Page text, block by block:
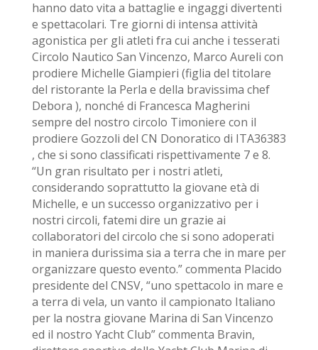
hanno dato vita a battaglie e ingaggi divertenti
e spettacolari. Tre giorni di intensa attività
agonistica per gli atleti fra cui anche i tesserati
Circolo Nautico San Vincenzo, Marco Aureli con
prodiere Michelle Giampieri (figlia del titolare
del ristorante la Perla e della bravissima chef
Debora ), nonché di Francesca Magherini
sempre del nostro circolo Timoniere con il
prodiere Gozzoli del CN Donoratico di ITA36383
, che si sono classificati rispettivamente 7 e 8.
“Un gran risultato per i nostri atleti,
considerando soprattutto la giovane età di
Michelle, e un successo organizzativo per i
nostri circoli, fatemi dire un grazie ai
collaboratori del circolo che si sono adoperati
in maniera durissima sia a terra che in mare per
organizzare questo evento.” commenta Placido
presidente del CNSV, “uno spettacolo in mare e
a terra di vela, un vanto il campionato Italiano
per la nostra giovane Marina di San Vincenzo
ed il nostro Yacht Club” commenta Bravin,